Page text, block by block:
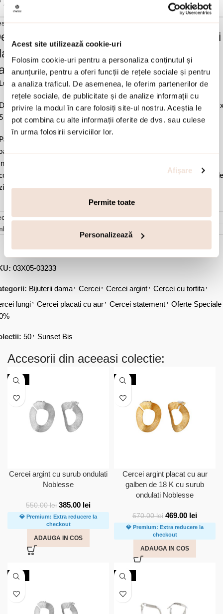
Acest site utilizează cookie-uri
Folosim cookie-uri pentru a personaliza conținutul și
anunțurile, pentru a oferi funcții de rețele sociale și pentru
a analiza traficul. De asemenea, le oferim partenerilor de
rețele sociale, de publicitate și de analize informații cu
privire la modul în care folosiți site-ul nostru. Aceștia le
pot combina cu alte informații oferite de dvs. sau culese
în urma folosirii serviciilor lor.
Afişare
Permite toate
Personalizează
Adauga in wishlist
si detalii
produsului Cercei argint eleganti
cu aur galben de 18 K cu cristale
negre si pietre albastre Sunset Bis:
totala 5.6 cm.
elemente 1.2 cm x 0.7 cm & 1.5 cm x 0.7 cm & 3.2 cm x
cm.
bijuteria in ambalajul original sau intr-un saculet de catifea
pentru a evita frecarea sau lovirea de alte materiale. Evitati
cu apa si produsele cosmetice. Dupa fiecare purtare este
sa o lustruiti cu o laveta curata pentru a evita depunerea de
(0)
03X05-03233
Bijuterii dama, Cercei, Cercei argint, Cercei cu tortita,
lungi, Cercei placati cu aur, Cercei statement, Oferte Speciale
50, Sunset Bis
Accesorii din aceeasi colectie:
-30%
Cercei argint cu surub ondulati
Noblesse
550.00lei 385.00 lei
💎 Premium: Extra reducere la
checkout
ADAUGA IN COS
-30%
Cercei argint placat cu aur
galben de 18 K cu surub
ondulati Noblesse
670.00lei 469.00 lei
💎 Premium: Extra reducere la
checkout
ADAUGA IN COS
-20% -20%